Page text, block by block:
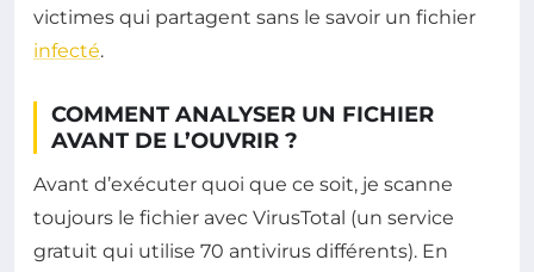
victimes qui partagent sans le savoir un fichier
infecté.
COMMENT ANALYSER UN FICHIER
AVANT DE L’OUVRIR ?
Avant d’exécuter quoi que ce soit, je scanne
toujours le fichier avec VirusTotal (un service
gratuit qui utilise 70 antivirus différents). En